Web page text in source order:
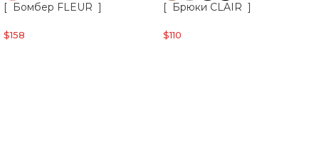
[ Бомбер FLEUR ]
$158
[ Брюки CLAIR ]
$110